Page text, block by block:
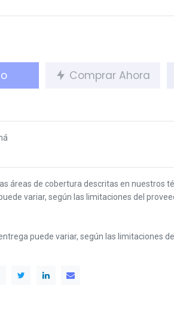
Comprar Ahora
áreas de cobertura descritas en nuestros
variar, según las limitaciones del
puede variar, según las limitaciones del